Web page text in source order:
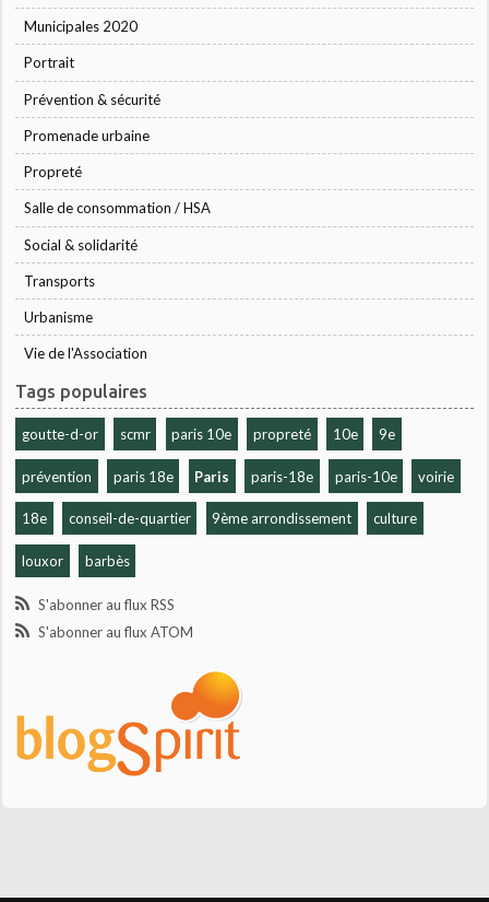
Municipales 2020
Portrait
Prévention & sécurité
Promenade urbaine
Propreté
Salle de consommation / HSA
Social & solidarité
Transports
Urbanisme
Vie de l'Association
Tags populaires
goutte-d-or scmr paris 10e propreté 10e 9e
prévention paris 18e Paris paris-18e paris-10e voirie
18e conseil-de-quartier 9ème arrondissement culture
louxor barbès
S'abonner au flux RSS
S'abonner au flux ATOM